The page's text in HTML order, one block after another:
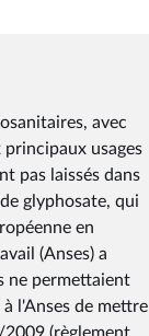
avec
usages
pas laissés dans
glyphosate, qui
en
(Anses) a
ne permettaient
l'Anses de mettre